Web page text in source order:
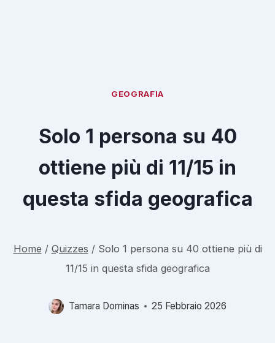
GEOGRAFIA
Solo 1 persona su 40
ottiene più di 11/15 in
questa sfida geografica
Home / Quizzes / Solo 1 persona su 40 ottiene più di
11/15 in questa sfida geografica
Tamara Dominas 25 Febbraio 2026